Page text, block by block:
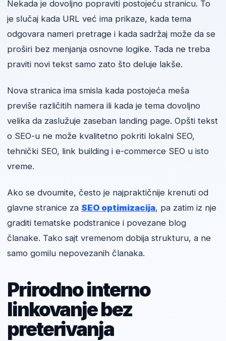
Nekada je dovoljno popraviti postojeću stranicu. To
je slučaj kada URL već ima prikaze, kada tema
odgovara nameri pretrage i kada sadržaj može da se
proširi bez menjanja osnovne logike. Tada ne treba
praviti novi tekst samo zato što deluje lakše.
Nova stranica ima smisla kada postojeća meša
previše različitih namera ili kada je tema dovoljno
velika da zaslužuje zaseban landing page. Opšti tekst
o SEO-u ne može kvalitetno pokriti lokalni SEO,
tehnički SEO, link building i e-commerce SEO u isto
vreme.
Ako se dvoumite, često je najpraktičnije krenuti od
glavne stranice za SEO optimizacija, pa zatim iz nje
graditi tematske podstranice i povezane blog
članake. Tako sajt vremenom dobija strukturu, a ne
samo gomilu nepovezanih članaka.
Prirodno interno
linkovanje bez
preterivanja